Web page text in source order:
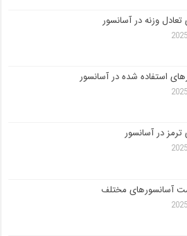
وزنه در آسانسور
استفاده شده در آسانسور
در آسانسور
آسانسورهای مختلف